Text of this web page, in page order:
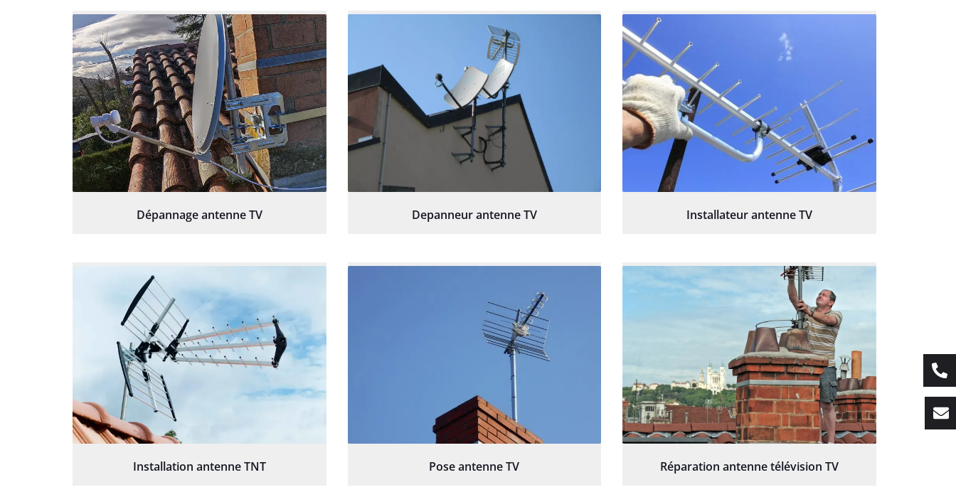
Dépannage antenne TV Depanneur antenne TV Installateur antenne TV
Installation antenne TNT Pose antenne TV Réparation antenne télévision TV